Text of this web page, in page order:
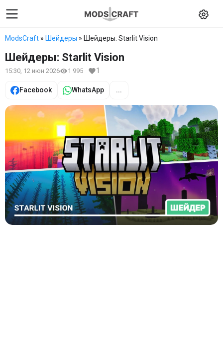
ModsCraft » Шейдеры » Шейдеры: Starlit Vision
Шейдеры: Starlit Vision
15:30, 12 июн 2026 1 995 1
Facebook WhatsApp ...